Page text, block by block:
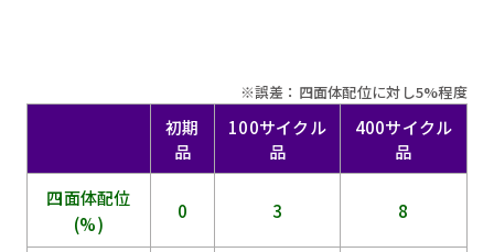
※誤差：四面体配位に対し5%程度
初期
品
100サイクル
品
400サイクル
品
四面体配位
(%)
0 3 8